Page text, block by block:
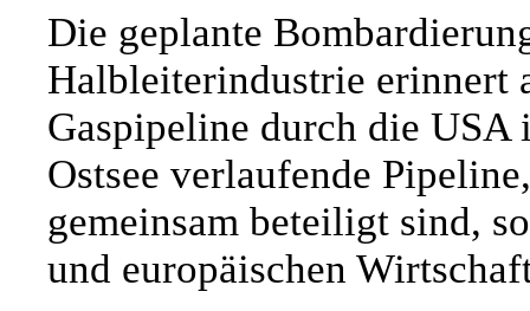
Die geplante
Halbleiterindustrie erinnert
Gaspipeline durch die USA
Ostsee verlaufende
gemeinsam beteiligt sind,
und europäischen